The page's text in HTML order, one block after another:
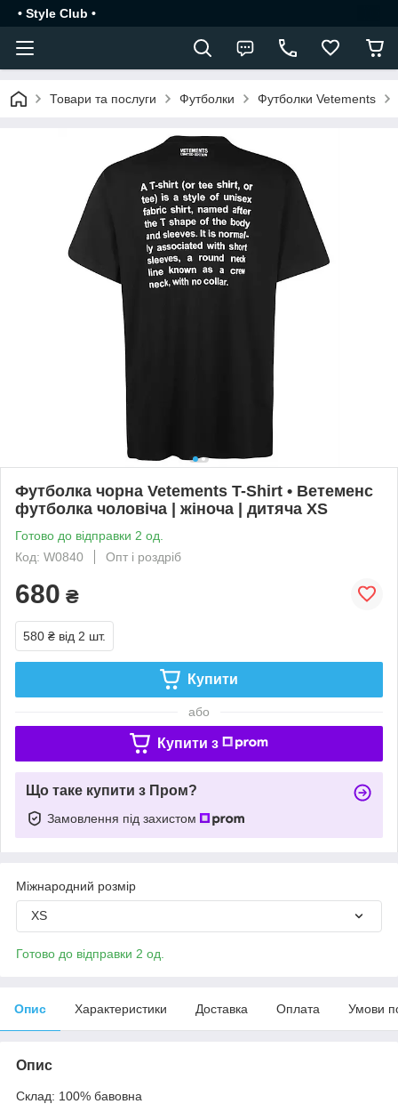
• Style Club •
Товари та послуги Футболки Футболки Vetements
Футболка чорна Vetements T-Shirt • Ветеменс
футболка чоловіча | жіноча | дитяча XS
Готово до відправки 2 од.
Код: W0840
Опт і роздріб
680 ₴
580 ₴ від 2 шт.
Купити
або
Купити з
Що таке купити з Пром?
Замовлення під захистом
Міжнародний розмір
XS
Готово до відправки 2 од.
Опис Характеристики Доставка Оплата Умови
Опис
Склад: 100% бавовна